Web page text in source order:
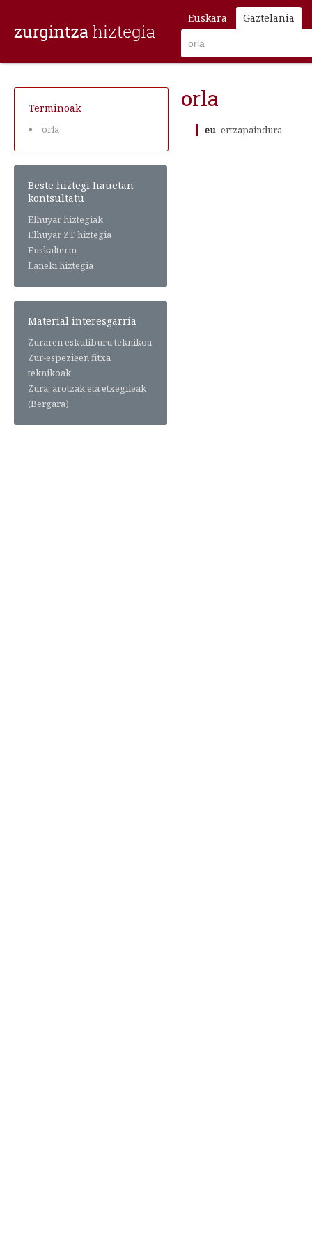
Euskara Gaztelania
orla
eu ertzapaindura
Terminoak
orla
Beste hiztegi hauetan
kontsultatu
Elhuyar hiztegiak
Elhuyar ZT hiztegia
Euskalterm
Laneki hiztegia
Material interesgarria
Zuraren eskuliburu teknikoa
Zur-espezieen fitxa
teknikoak
Zura: arotzak eta etxegileak
(Bergara)